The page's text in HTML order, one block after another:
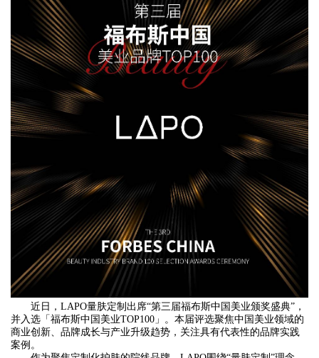
近日，LAPO量肤定制出席“第三届福布斯中国美业颁奖盛典”，
并入选「福布斯中国美业TOP100」。本届评选聚焦中国美业领域的
商业创新、品牌成长与产业升级趋势，关注具有代表性的品牌实践
案例。